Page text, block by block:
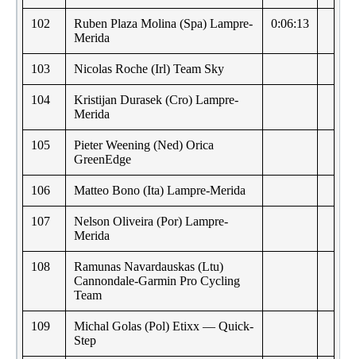
102
Ruben Plaza Molina (Spa) Lampre-
Merida
0:06:13
103 Nicolas Roche (Irl) Team Sky
104
Kristijan Durasek (Cro) Lampre-
Merida
105
Pieter Weening (Ned) Orica
GreenEdge
106 Matteo Bono (Ita) Lampre-Merida
107
Nelson Oliveira (Por) Lampre-
Merida
108
Ramunas Navardauskas (Ltu)
Cannondale-Garmin Pro Cycling
Team
109
Michal Golas (Pol) Etixx — Quick-
Step